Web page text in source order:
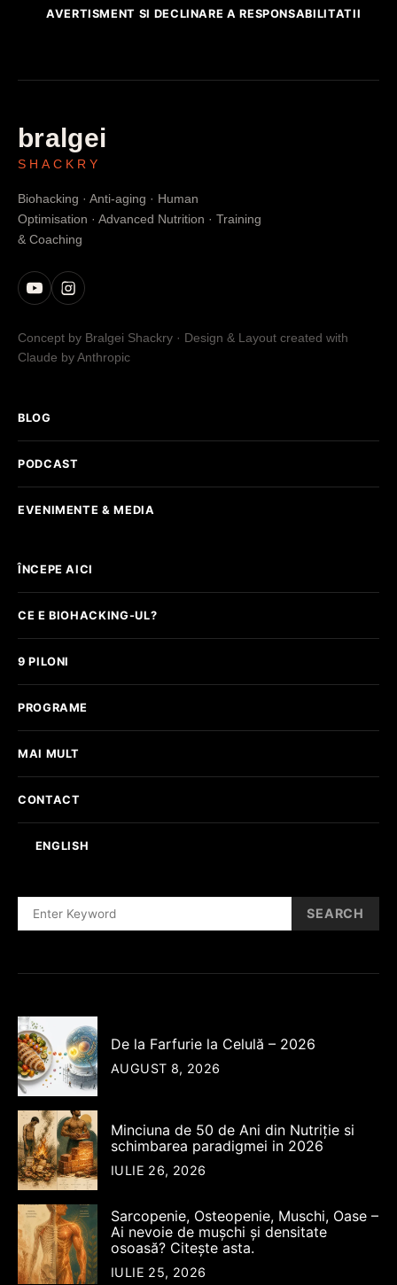
AVERTISMENT SI DECLINARE A RESPONSABILITATII
bralgei
SHACKRY
Biohacking · Anti-aging · Human
Optimisation · Advanced Nutrition · Training
& Coaching
Concept by Bralgei Shackry · Design & Layout created with
Claude by Anthropic
BLOG
PODCAST
EVENIMENTE & MEDIA
ÎNCEPE AICI
CE E BIOHACKING-UL?
9 PILONI
PROGRAME
MAI MULT
CONTACT
ENGLISH
SEARCH
De la Farfurie la Celulă – 2026
AUGUST 8, 2026
Minciuna de 50 de Ani din Nutriție si
schimbarea paradigmei in 2026
IULIE 26, 2026
Sarcopenie, Osteopenie, Muschi, Oase –
Ai nevoie de mușchi și densitate
osoasă? Citește asta.
IULIE 25, 2026